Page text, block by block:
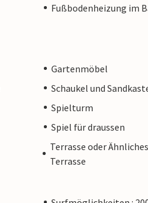
Fußbodenheizung im
Gartenmöbel
Schaukel und
Spielturm
Spiel für draussen
Terrasse oder
Terrasse